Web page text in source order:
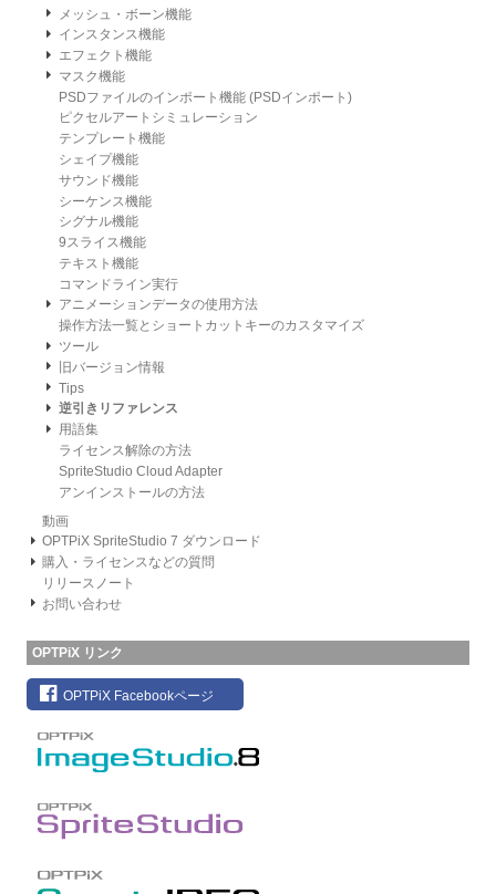
メッシュ・ボーン機能
インスタンス機能
エフェクト機能
マスク機能
PSDファイルのインポート機能 (PSDインポート)
ピクセルアートシミュレーション
テンプレート機能
シェイプ機能
サウンド機能
シーケンス機能
シグナル機能
9スライス機能
テキスト機能
コマンドライン実行
アニメーションデータの使用方法
操作方法一覧とショートカットキーのカスタマイズ
ツール
旧バージョン情報
Tips
逆引きリファレンス
用語集
ライセンス解除の方法
SpriteStudio Cloud Adapter
アンインストールの方法
動画
OPTPiX SpriteStudio 7 ダウンロード
購入・ライセンスなどの質問
リリースノート
お問い合わせ
OPTPiX リンク
OPTPiX Facebookページ